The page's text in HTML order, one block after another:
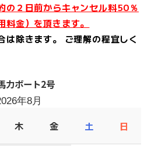
の２日前からキャンセル料50％
料金）を頂きます。
は除きます。 ご理解の程宜しく
力ボート2号
年8月
木 金 土 日